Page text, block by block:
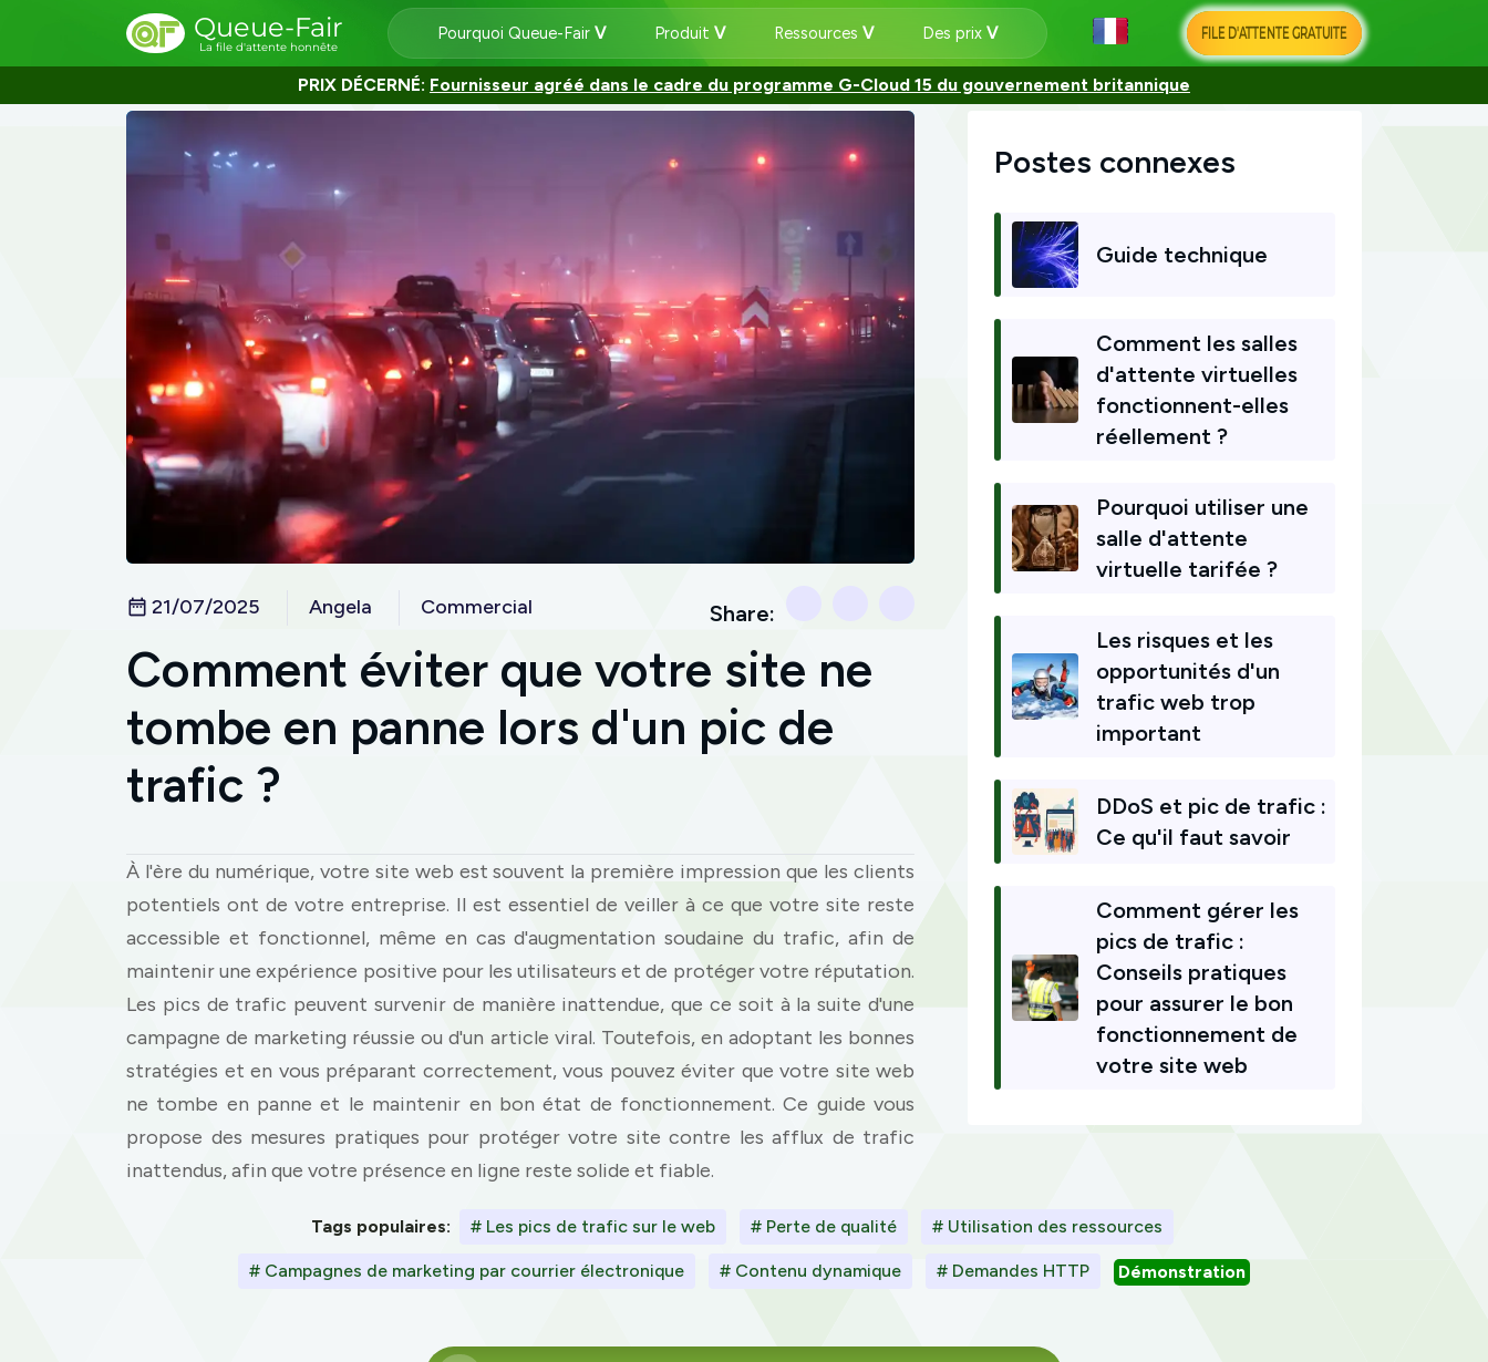
Queue-Fair
La file d'attente honnête
Pourquoi Queue-Fair Produit Ressources Des prix FILE D'ATTENTE GRATUITE
PRIX DÉCERNÉ: Fournisseur agréé dans le cadre du programme G-Cloud 15 du gouvernement britannique
21/07/2025 Angela Commercial Share:
Comment éviter que votre site ne
tombe en panne lors d'un pic de
trafic ?
À l'ère du numérique, votre site web est souvent la première impression que les clients
potentiels ont de votre entreprise. Il est essentiel de veiller à ce que votre site reste
accessible et fonctionnel, même en cas d'augmentation soudaine du trafic, afin de
maintenir une expérience positive pour les utilisateurs et de protéger votre réputation.
Les pics de trafic peuvent survenir de manière inattendue, que ce soit à la suite d'une
campagne de marketing réussie ou d'un article viral. Toutefois, en adoptant les bonnes
stratégies et en vous préparant correctement, vous pouvez éviter que votre site web
ne tombe en panne et le maintenir en bon état de fonctionnement. Ce guide vous
propose des mesures pratiques pour protéger votre site contre les afflux de trafic
inattendus, afin que votre présence en ligne reste solide et fiable.
Postes connexes
Guide technique
Comment les salles
d'attente virtuelles
fonctionnent-elles
réellement ?
Pourquoi utiliser une
salle d'attente
virtuelle tarifée ?
Les risques et les
opportunités d'un
trafic web trop
important
DDoS et pic de trafic :
Ce qu'il faut savoir
Comment gérer les
pics de trafic :
Conseils pratiques
pour assurer le bon
fonctionnement de
votre site web
Tags populaires: # Les pics de trafic sur le web # Perte de qualité # Utilisation des ressources
# Campagnes de marketing par courrier électronique # Contenu dynamique # Demandes HTTP Démonstration